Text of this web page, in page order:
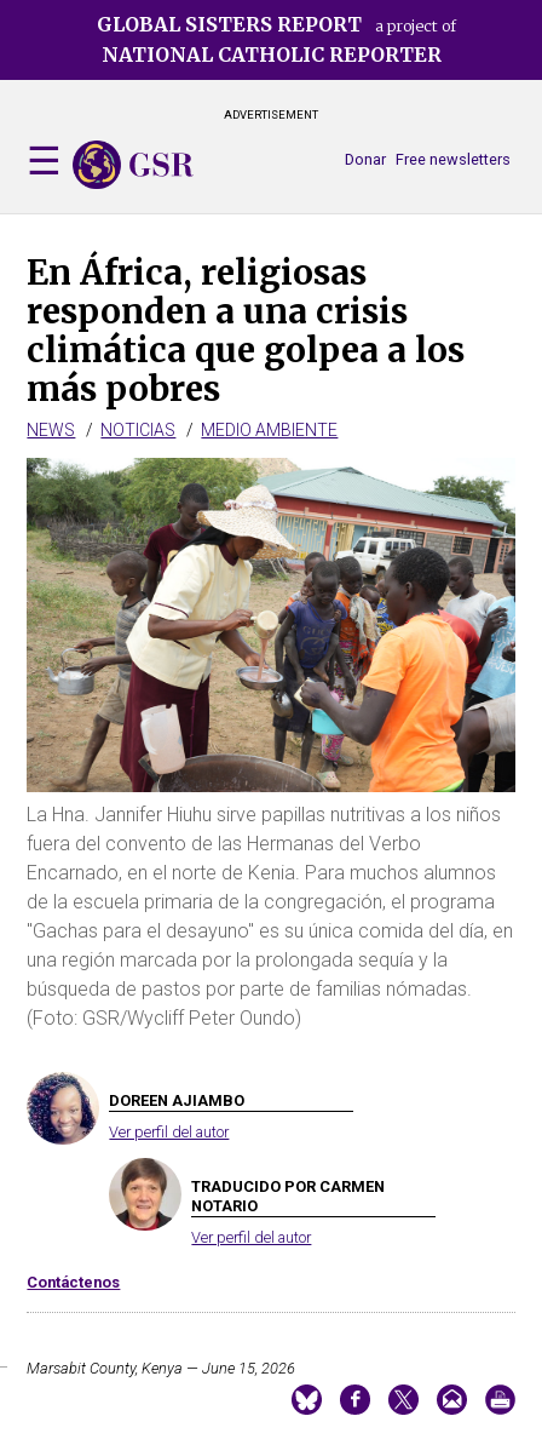
GLOBAL SISTERS REPORT a project of
NATIONAL CATHOLIC REPORTER
ADVERTISEMENT
Free newsletters
Donar
En África, religiosas
responden a una crisis
climática que golpea a los
más pobres
NEWS NOTICIAS MEDIO AMBIENTE
La Hna. Jannifer Hiuhu sirve papillas nutritivas a los niños
fuera del convento de las Hermanas del Verbo
Encarnado, en el norte de Kenia. Para muchos alumnos
de la escuela primaria de la congregación, el programa
"Gachas para el desayuno" es su única comida del día, en
una región marcada por la prolongada sequía y la
búsqueda de pastos por parte de familias nómadas.
(Foto: GSR/Wycliff Peter Oundo)
DOREEN AJIAMBO
Ver perfil del autor
TRADUCIDO POR CARMEN
NOTARIO
Ver perfil del autor
Contáctenos
Marsabit County, Kenya — June 15, 2026